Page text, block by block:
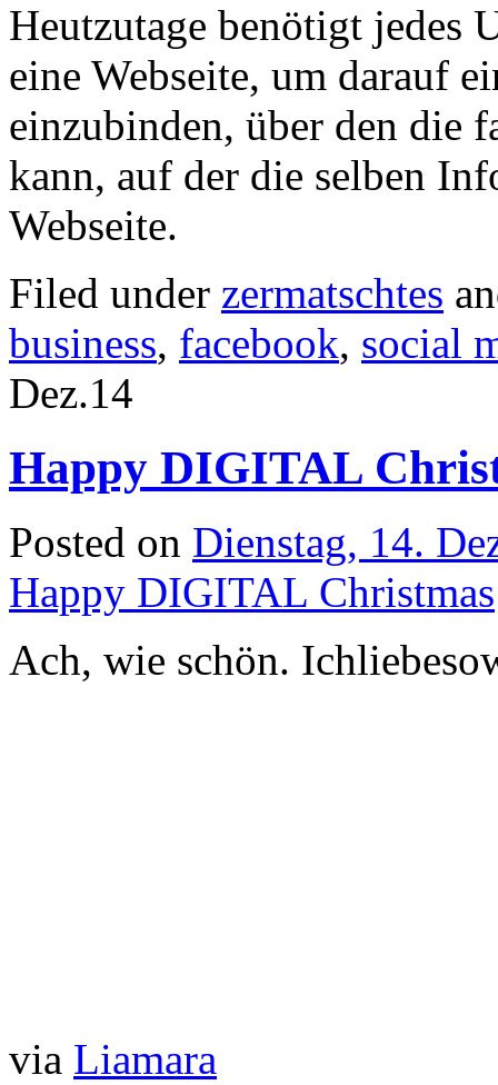
Heutzutage benötigt jedes
eine Webseite, um darauf
einzubinden, über den die
kann, auf der die selben
Webseite.
Filed under zermatschtes
business, facebook, social
Dez.14
Happy DIGITAL
Posted on Dienstag, 14.
Happy DIGITAL Christmas
Ach, wie schön.
via Liamara